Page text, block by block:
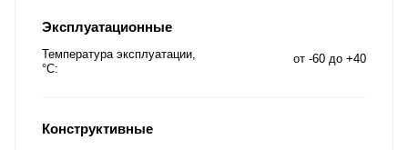
Эксплуатационные
Температура эксплуатации,
°C
от -60 до +40
Конструктивные